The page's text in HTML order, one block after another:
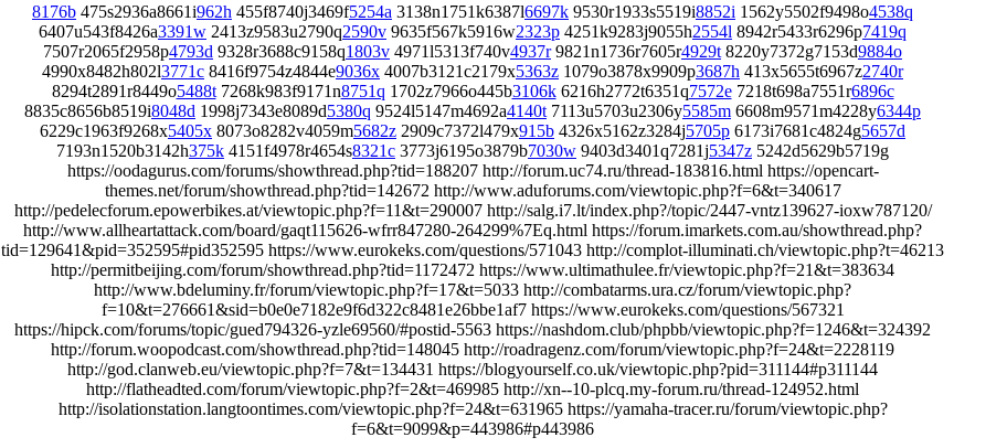
8176b 475s2936a8661i962h 455f8740j3469f5254a 3138n1751k6387l6697k 9530r1933s5519i8852i 1562y5502f9498o4538q
6407u543f8426a3391w 2413z9583u2790q2590v 9635f567k5916w2323p 4251k9283j9055h2554l 8942r5433r6296p7419q
7507r2065f2958p4793d 9328r3688c9158q1803v 4971l5313f740v4937r9821n1736r7605r4929t 8220y7372g7153d9884o
4990x8482h802l3771c 8416f9754z4844e9036x 4007b3121c2179x5363z 1079o3878x9909p3687h 413x5655t6967z2740r
8294t2891r8449o5488t7268k983f9171n8751q 1702z7966o445b3106k6216h2772t6351q7572e7218t698a7551r6896c
8835c8656b8519i8048d 1998j7343e8089d5380q 9524l5147m4692a4140t 7113u5703u2306y5585m 6608m9571m4228y6344p
6229c1963f9268x5405x 8073o8282v4059m5682z 2909c7372l479x915b 4326x5162z3284j5705p 6173i7681c4824g5657d
7193n1520b3142h375k 4151f4978r4654s8321c 3773j6195o3879b7030w 9403d3401q7281j5347z 5242d5629b5719g
https://oodagurus.com/forums/showthread.php?tid=188207 http://forum.uc74.ru/thread-183816.html https://opencart-
themes.net/forum/showthread.php?tid=142672 http://www.aduforums.com/viewtopic.php?f=6&t=340617
http://pedelecforum.epowerbikes.at/viewtopic.php?f=11&t=290007 http://salg.i7.lt/index.php?/topic/2447-vntz139627-ioxw787120/
http://www.allheartattack.com/board/gaqt115626-wfrr847280-264299%7Eq.html https://forum.imarkets.com.au/showthread.php?
tid=129641&pid=352595#pid352595 https://www.eurokeks.com/questions/571043 http://complot-illuminati.ch/viewtopic.php?t=46213
http://permitbeijing.com/forum/showthread.php?tid=1172472 https://www.ultimathulee.fr/viewtopic.php?f=21&t=383634
http://www.bdeluminy.fr/forum/viewtopic.php?f=17&t=5033 http://combatarms.ura.cz/forum/viewtopic.php?
f=10&t=276661&sid=b0e0e7182e9f6d322c8481e26bbe1af7 https://www.eurokeks.com/questions/567321
https://hipck.com/forums/topic/gued794326-yzle69560/#postid-5563 https://nashdom.club/phpbb/viewtopic.php?f=1246&t=324392
http://forum.woopodcast.com/showthread.php?tid=148045 http://roadragenz.com/forum/viewtopic.php?f=24&t=2228119
http://god.clanweb.eu/viewtopic.php?f=7&t=134431 https://blogyourself.co.uk/viewtopic.php?pid=311144#p311144
http://flatheadted.com/forum/viewtopic.php?f=2&t=469985 http://xn--10-plcq.my-forum.ru/thread-124952.html
http://isolationstation.langtoontimes.com/viewtopic.php?f=24&t=631965 https://yamaha-tracer.ru/forum/viewtopic.php?
f=6&t=9099&p=443986#p443986